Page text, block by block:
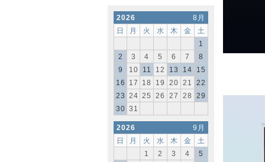
2026
8月
日
月 火 水 木 金
土
1
2
3 4 5 6 7
8
9
10 11 12 13 14
15
16
17 18 19 20 21
22
23
24 25 26 27 28
29
30 31
2026
9月
日
月 火 水 木 金
土
1
2 3 4
5